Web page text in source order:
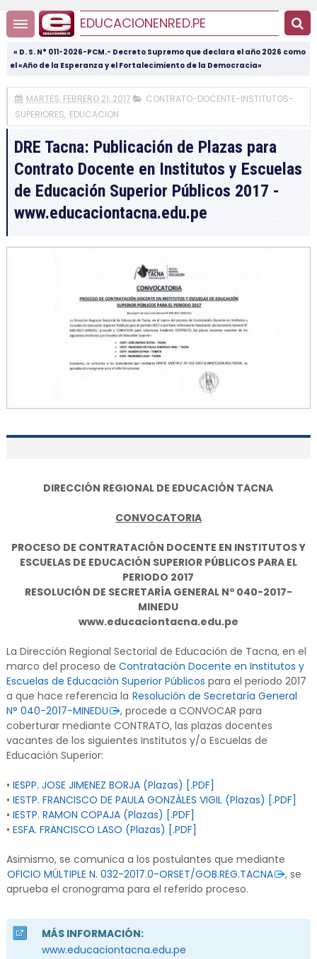
EDUCACIONENRED.PE
« D. S. N° 011-2026-PCM.- Decreto Supremo que declara el año 2026 como
el «Año de la Esperanza y el Fortalecimiento de la Democracia»
MARTES, FEBRERO 21, 2017
CONTRATO-DOCENTE-INSTITUTOS-
SUPERIORES, EDUCACION
DRE Tacna: Publicación de Plazas para
Contrato Docente en Institutos y Escuelas
de Educación Superior Públicos 2017 -
www.educaciontacna.edu.pe
DIRECCIÓN REGIONAL DE EDUCACIÓN TACNA
CONVOCATORIA
PROCESO DE CONTRATACIÓN DOCENTE EN INSTITUTOS Y
ESCUELAS DE EDUCACIÓN SUPERIOR PÚBLICOS PARA EL
PERIODO 2017
RESOLUCIÓN DE SECRETARÍA GENERAL Nº 040-2017-
MINEDU
www.educaciontacna.edu.pe
La Dirección Regional Sectorial de Educación de Tacna, en el
marco del proceso de Contratación Docente en Institutos y
Escuelas de Educación Superior Públicos para el periodo 2017
a que hace referencia la Resolución de Secretaría General
N° 040-2017-MINEDU
, procede a CONVOCAR para
coberturar mediante CONTRATO, las plazas docentes
vacantes de los siguientes Institutos y/o Escuelas de
Educación Superior:
• IESPP. JOSE JIMENEZ BORJA (Plazas) [.PDF]
• IESTP. FRANCISCO DE PAULA GONZÁLES VIGIL (Plazas) [.PDF]
• IESTP. RAMON COPAJA (Plazas) [.PDF]
• ESFA. FRANCISCO LASO (Plazas) [.PDF]
Asimismo, se comunica a los postulantes que mediante
OFICIO MÚLTIPLE N. 032-2017.0-ORSET/GOB.REG.TACNA
, se
aprueba el cronograma para el referido proceso.
MÁS INFORMACIÓN:
www.educaciontacna.edu.pe